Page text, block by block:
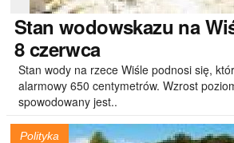
Stan wodowskazu na
8 czerwca
Stan wody na rzece Wiśle podnosi się,
alarmowy 650 centymetrów. Wzrost
spowodowany jest..
Polityka